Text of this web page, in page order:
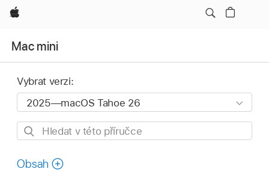
Apple
Mac mini
Vybrat verzi:
Hledat
příručce
Obsah